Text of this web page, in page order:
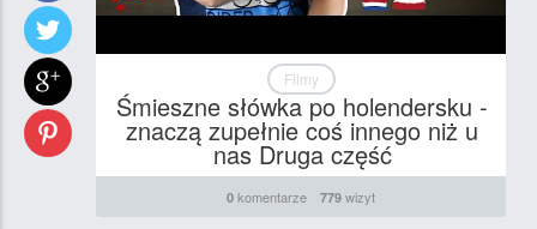
Filmy
Śmieszne słówka po holendersku -
znaczą zupełnie coś innego niż u
nas Druga część
0 komentarze 779 wizyt